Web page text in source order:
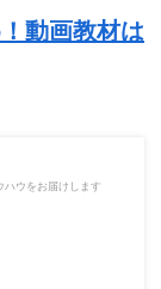
動画教材は
ハウをお届けします